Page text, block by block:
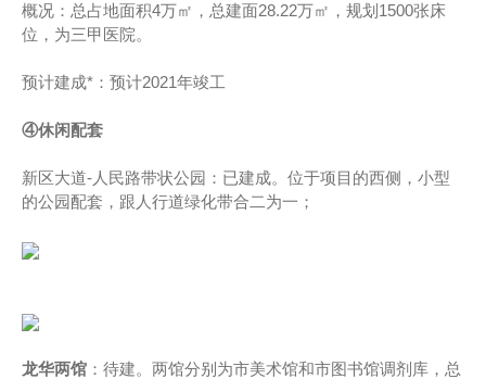
概况：总占地面积4万㎡，总建面28.22万㎡，规划1500张床
位，为三甲医院。
预计建成*：预计2021年竣工
④休闲配套
新区大道-人民路带状公园：已建成。位于项目的西侧，小型
的公园配套，跟人行道绿化带合二为一；
龙华两馆 ：待建。两馆分别为市美术馆和市图书馆调剂库，总